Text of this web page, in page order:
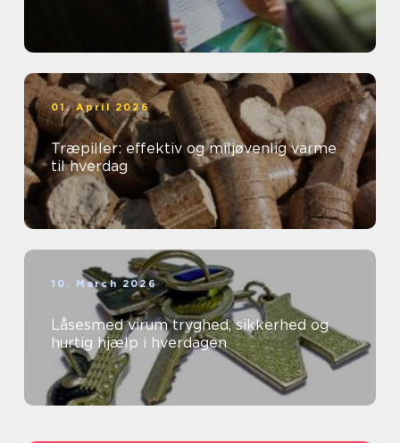
01. April 2026
Træpiller: effektiv og miljøvenlig varme
til hverdag
10. March 2026
Låsesmed virum tryghed, sikkerhed og
hurtig hjælp i hverdagen